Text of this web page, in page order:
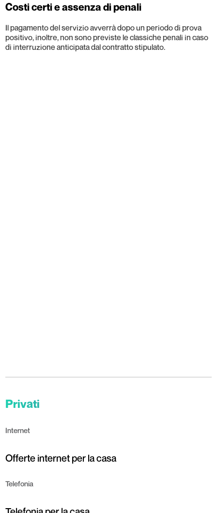
Costi certi e assenza di penali
Il pagamento del servizio avverrà dopo un periodo di prova
positivo, inoltre, non sono previste le classiche penali in caso
di interruzione anticipata dal contratto stipulato.
Privati
Internet
Offerte internet per la casa
Telefonia